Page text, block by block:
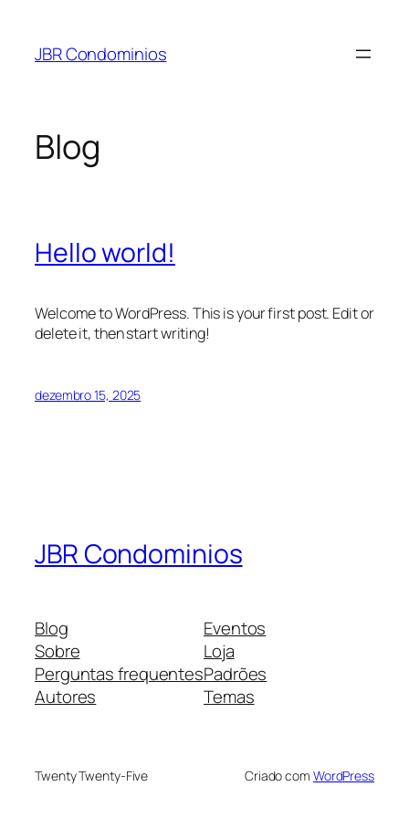
JBR Condominios
Blog
Hello world!
Welcome to WordPress. This is your first post. Edit or
delete it, then start writing!
dezembro 15, 2025
JBR Condominios
Blog
Sobre
Perguntas frequentes
Autores
Eventos
Loja
Padrões
Temas
Twenty Twenty-Five Criado com WordPress